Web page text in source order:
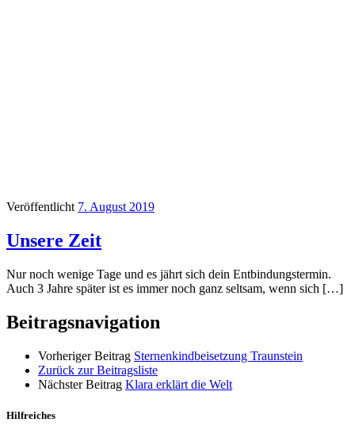
Veröffentlicht 7. August 2019
Unsere Zeit
Nur noch wenige Tage und es jährt sich dein Entbindungstermin.
Auch 3 Jahre später ist es immer noch ganz seltsam, wenn sich […]
Beitragsnavigation
Vorheriger Beitrag Sternenkindbeisetzung Traunstein
Zurück zur Beitragsliste
Nächster Beitrag Klara erklärt die Welt
Hilfreiches